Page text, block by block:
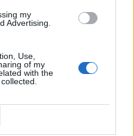
my
Advertising.
Use,
of my
with the
le a budapesti
az egyik kocsira,